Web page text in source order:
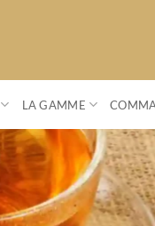
LA GAMME